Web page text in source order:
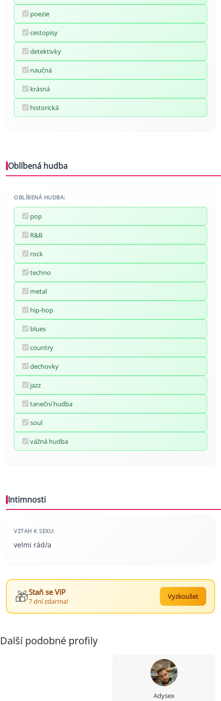
poezie
cestopisy
detektivky
naučná
krásná
historická
Oblíbená hudba
OBLÍBENÁ HUDBA:
pop
R&B
rock
techno
metal
hip-hop
blues
country
dechovky
jazz
taneční hudba
soul
vážná hudba
Intimnosti
VZTAH K SEXU:
velmi rád/a
🎁Staň se VIP
7 dní zdarma!
Vyzkoušet
Další podobné profily
Adysex